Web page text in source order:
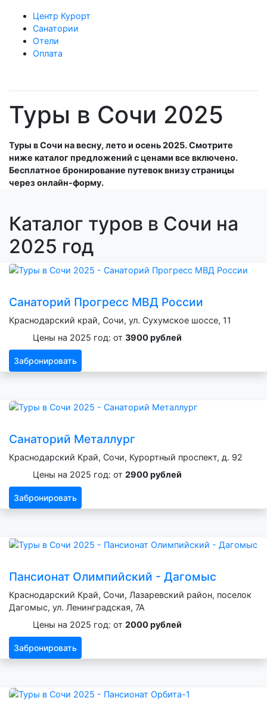
Центр Курорт
Санатории
Отели
Оплата
Туры в Сочи 2025
Туры в Сочи на весну, лето и осень 2025. Смотрите
ниже каталог предложений с ценами все включено.
Бесплатное бронирование путевок внизу страницы
через онлайн-форму.
Каталог туров в Сочи на
2025 год
Санаторий Прогресс МВД России
Краснодарский край, Сочи, ул. Сухумское шоссе, 11
Цены на 2025 год: от 3900 рублей
Забронировать
Санаторий Металлург
Краснодарский Край, Сочи, Курортный проспект, д. 92
Цены на 2025 год: от 2900 рублей
Забронировать
Пансионат Олимпийский - Дагомыс
Краснодарский Край, Сочи, Лазаревский район, поселок
Дагомыс, ул. Ленинградская, 7А
Цены на 2025 год: от 2000 рублей
Забронировать